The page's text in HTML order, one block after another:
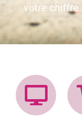
votre chiffre